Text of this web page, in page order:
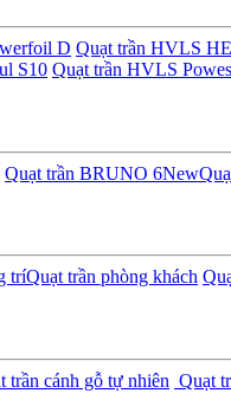
D Quạt trần HVLS
S10 Quạt trần HVLS
Quạt trần BRUNO 6New
tríQuạt trần phòng khách
trần cánh gỗ tự nhiên Quạt